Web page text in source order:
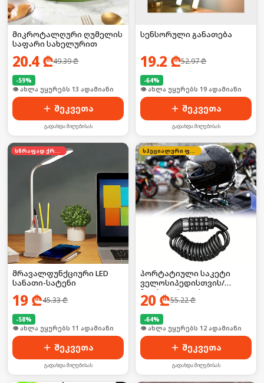
მიკროტალღური ღუმელის
საფარი სახელურით
20.4₾49.39₾
-59%
🛒 ბოლო 24სთ-ში იყიდა 16-მა
შეკვეთა
გადახდა მიღებისას
სენსორული განათება
19.2 ₾52.97₾
-64%
🛒 ბოლო 24სთ-ში იყიდა 2-მა
შეკვეთა
გადახდა მიღებისას
სწრაფად ქრება
მრავალფუნქციური LED
სანათი-სატენი
19 ₾45.33₾
-58%
🛒 ბოლო 24სთ-ში იყიდა 16-მა
შეკვეთა
გადახდა მიღებისას
სპეციალური ფასი
პორტატიული საკეტი
ველოსიპედისთვის/
ჩაფხუტისთვის
20₾55.22₾
-64%
🛒 ბოლო 24სთ-ში იყიდა 18-მა
შეკვეთა
გადახდა მიღებისას